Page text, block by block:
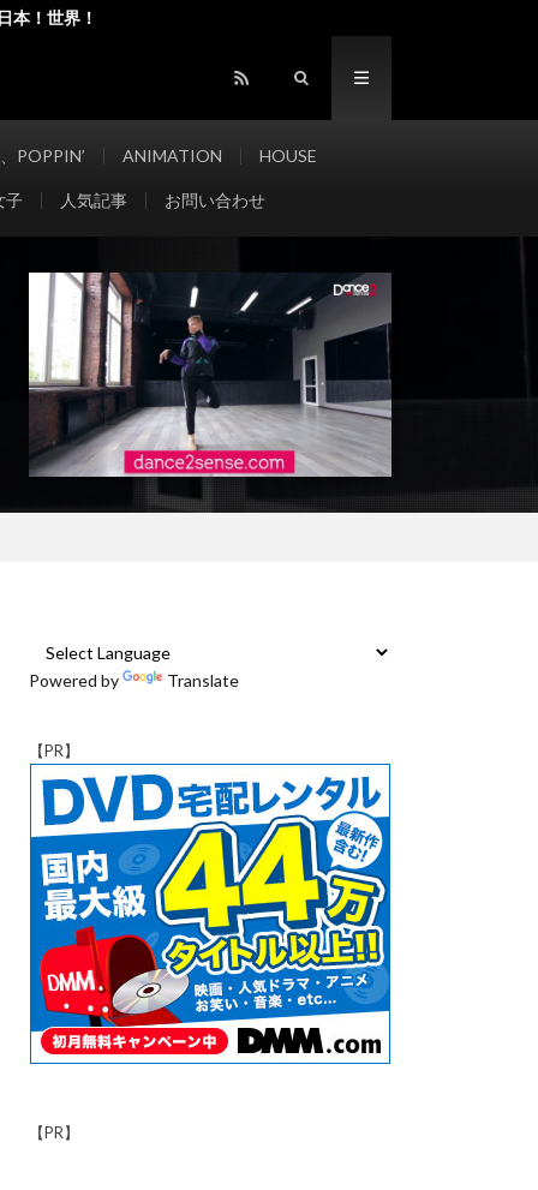
！世界！
POPPIN’ ANIMATION HOUSE
子 人気記事 お問い合わせ
Powered by Translate
【PR】
【PR】